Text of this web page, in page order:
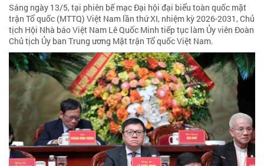
Sáng ngày 13/5, tại phiên bế mạc Đại hội đại biểu toàn quốc mặt
trận Tổ quốc (MTTQ) Việt Nam lần thứ XI, nhiệm kỳ 2026-2031, Chủ
tịch Hội Nhà báo Việt Nam Lê Quốc Minh tiếp tục làm Ủy viên Đoàn
Chủ tịch Ủy ban Trung ương Mặt trận Tổ quốc Việt Nam.